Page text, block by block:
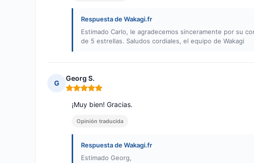
Respuesta de Wakagi.fr
Estimado Carlo, le agradecemos sinceramente por su
de 5 estrellas. Saludos cordiales, el equipo de Wakagi
G
Georg S.
Nota: 5 de 5
¡Muy bien! Gracias.
Opinión traducida
Respuesta de Wakagi.fr
Estimado Georg,